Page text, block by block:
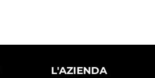
L'AZIENDA